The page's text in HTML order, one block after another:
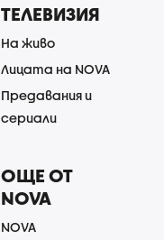
ТЕЛЕВИЗИЯ
На живо
Лицата на NOVA
Предавания и
сериали
ОЩЕ ОТ
NOVA
NOVA